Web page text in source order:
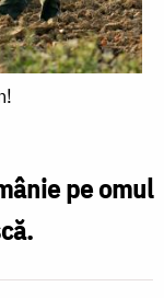
pe omul